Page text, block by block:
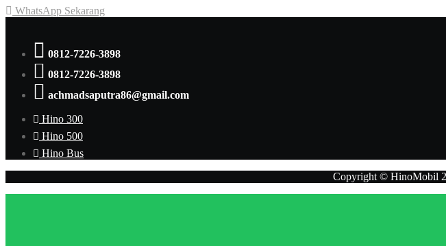
WhatsApp Sekarang
0812-7226-3898
0812-7226-3898
achmadsaputra86@gmail.com
Hino 300
Hino 500
Hino Bus
Copyright © HinoMobil